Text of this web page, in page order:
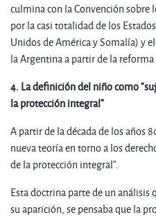
culmina con la Convención sobre
por la casi totalidad de los
Unidos de América y Somalía) y
la Argentina a partir de la
4. La definición del niño como
la protección integral”
A partir de la década de los años
nueva teoría en torno a los
de la protección integral”.
Esta doctrina parte de un análisis
su aparición, se pensaba que la